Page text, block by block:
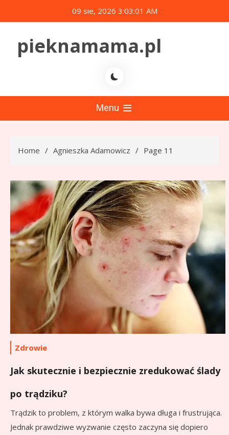
to
09 sie, 2026 3:03:03 AM
pieknamama.pl
Menu
Home Agnieszka Adamowicz Page 11
Zdrowie
Jak skutecznie i bezpiecznie zredukować ślady
po trądziku?
Trądzik to problem, z którym walka bywa długa i frustrująca.
Jednak prawdziwe wyzwanie często zaczyna się dopiero